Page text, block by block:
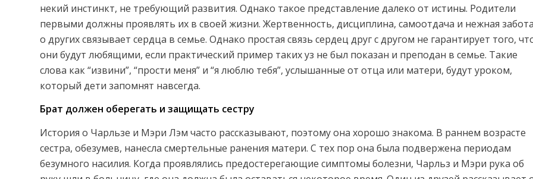
некий инстинкт, не требующий развития. Однако такое представление далеко от истины. Родители
первыми должны проявлять их в своей жизни. Жертвенность, дисциплина, самоотдача и нежная забота
о других связывает сердца в семье. Однако простая связь сердец друг с другом не гарантирует того,
они будут любящими, если практический пример таких уз не был показан и преподан в семье. Такие
слова как “извини”, “прости меня” и “я люблю тебя”, услышанные от отца или матери, будут уроком,
который дети запомнят навсегда.
Брат должен оберегать и защищать сестру
История о Чарльзе и Мэри Лэм часто рассказывают, поэтому она хорошо знакома. В раннем возрасте
сестра, обезумев, нанесла смертельные ранения матери. С тех пор она была подвержена периодам
безумного насилия. Когда проявлялись предостерегающие симптомы болезни, Чарльз и Мэри рука об